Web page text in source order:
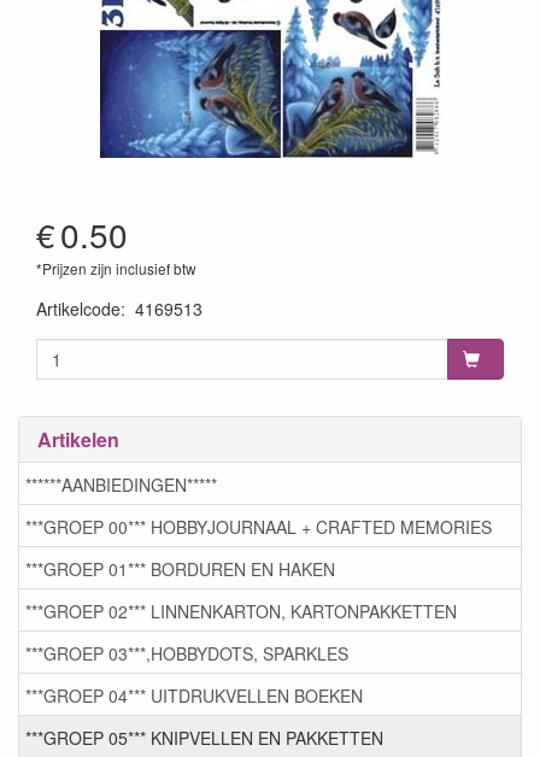
€0.50
*Prijzen zijn inclusief btw
Artikelcode: 4169513
Artikelen
******AANBIEDINGEN*****
***GROEP 00*** HOBBYJOURNAAL + CRAFTED MEMORIES
***GROEP 01*** BORDUREN EN HAKEN
***GROEP 02*** LINNENKARTON, KARTONPAKKETTEN
***GROEP 03***,HOBBYDOTS, SPARKLES
***GROEP 04*** UITDRUKVELLEN BOEKEN
***GROEP 05*** KNIPVELLEN EN PAKKETTEN